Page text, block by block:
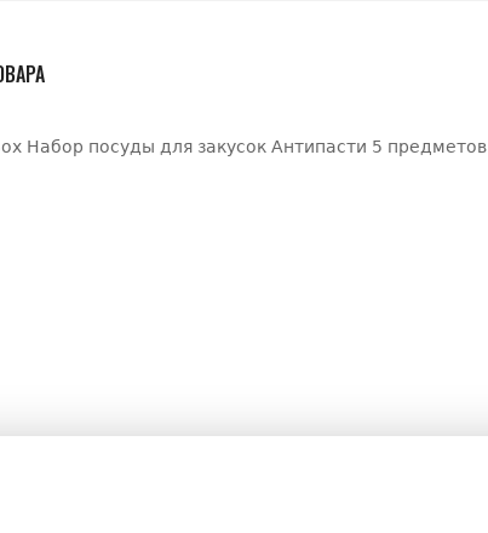
Набор посуды для закусок Антипасти 5 предметов